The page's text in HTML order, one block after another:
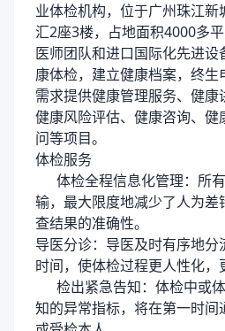
业体检机构，位于广州珠江
汇2座3楼，占地面积4000多
医师团队和进口国际化先进
康体检，建立健康档案，终生
需求提供健康管理服务、健康
健康风险评估、健康咨询、
问等项目。
体检服务
体检全程信息化管理：所
输，最大限度地减少了人为
查结果的准确性。
导医分诊：导医及时有序地
时间，使体检过程更人性化，
检出紧急告知：体检中或
知的异常指标，将在第一时间